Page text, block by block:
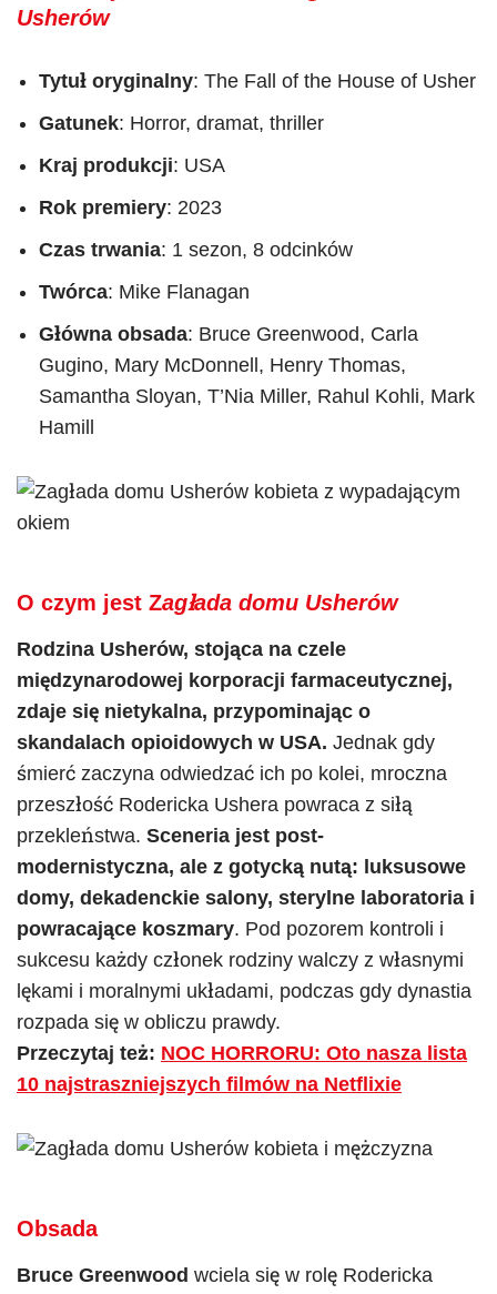
Usherów
Tytuł oryginalny: The Fall of the House of Usher
Gatunek: Horror, dramat, thriller
Kraj produkcji: USA
Rok premiery: 2023
Czas trwania: 1 sezon, 8 odcinków
Twórca: Mike Flanagan
Główna obsada: Bruce Greenwood, Carla
Gugino, Mary McDonnell, Henry Thomas,
Samantha Sloyan, T’Nia Miller, Rahul Kohli, Mark
Hamill
O czym jest Zagłada domu Usherów
Rodzina Usherów, stojąca na czele
międzynarodowej korporacji farmaceutycznej,
zdaje się nietykalna, przypominając o
skandalach opioidowych w USA. Jednak gdy
śmierć zaczyna odwiedzać ich po kolei, mroczna
przeszłość Rodericka Ushera powraca z siłą
przekleństwa. Sceneria jest post-
modernistyczna, ale z gotycką nutą: luksusowe
domy, dekadenckie salony, sterylne laboratoria i
powracające koszmary. Pod pozorem kontroli i
sukcesu każdy członek rodziny walczy z własnymi
lękami i moralnymi układami, podczas gdy dynastia
rozpada się w obliczu prawdy.
Przeczytaj też: NOC HORRORU: Oto nasza lista
10 najstraszniejszych filmów na Netflixie
Obsada
Bruce Greenwood wciela się w rolę Rodericka